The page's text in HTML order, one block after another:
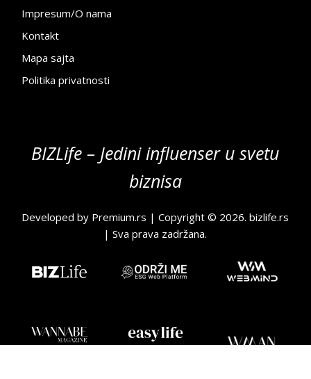
Impresum/O nama
Kontakt
Mapa sajta
Politika privatnosti
BIZLife – Jedini influenser u svetu
biznisa
Developed by Premium.rs | Copyright © 2026.bizlife.rs
| Sva prava zadržana.